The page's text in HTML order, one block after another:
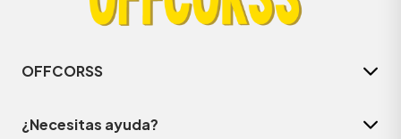
OFFCORSS
¿Necesitas ayuda?